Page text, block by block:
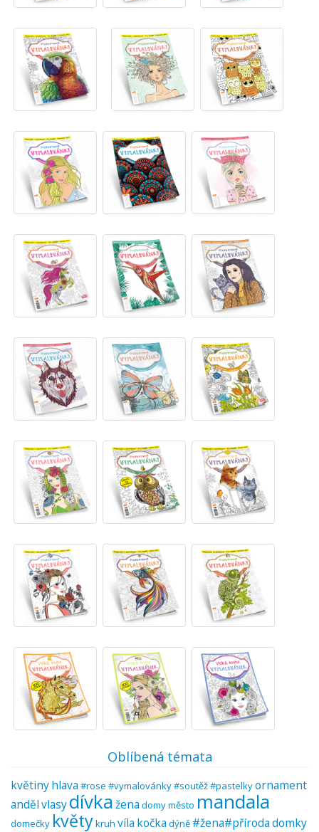
Oblíbená témata
květinyhlava #rose #vymalovánky #soutěž #pastelkyornament
andělvlasydívkažena domyměsto mandala
domečky květykruh víla kočka dýně #žena#přírodadomky